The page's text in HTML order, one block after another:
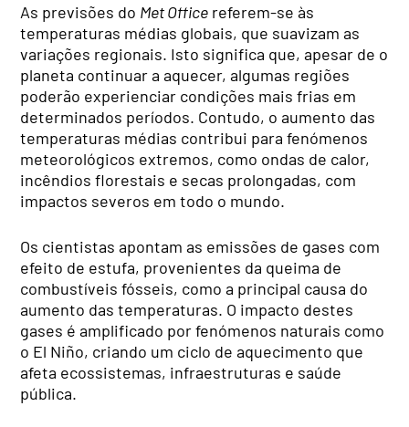
As previsões do Met Office referem-se às
temperaturas médias globais, que suavizam as
variações regionais. Isto significa que, apesar de o
planeta continuar a aquecer, algumas regiões
poderão experienciar condições mais frias em
determinados períodos. Contudo, o aumento das
temperaturas médias contribui para fenómenos
meteorológicos extremos, como ondas de calor,
incêndios florestais e secas prolongadas, com
impactos severos em todo o mundo.
Os cientistas apontam as emissões de gases com
efeito de estufa, provenientes da queima de
combustíveis fósseis, como a principal causa do
aumento das temperaturas. O impacto destes
gases é amplificado por fenómenos naturais como
o El Niño, criando um ciclo de aquecimento que
afeta ecossistemas, infraestruturas e saúde
pública.